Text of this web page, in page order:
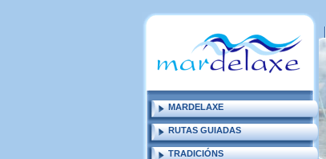
MARDELAXE
RUTAS GUIADAS
TRADICIÓNS